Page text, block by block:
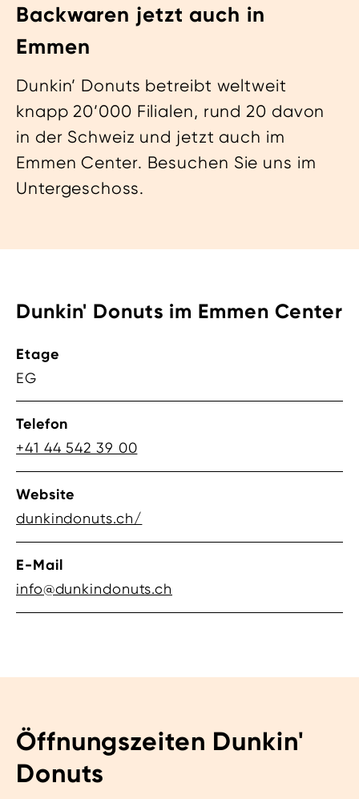
Backwaren jetzt auch in
Emmen
Dunkin’ Donuts betreibt weltweit
knapp 20’000 Filialen, rund 20 davon
in der Schweiz und jetzt auch im
Emmen Center. Besuchen Sie uns im
Untergeschoss.
Dunkin' Donuts im Emmen Center
Etage
EG
Telefon
+41 44 542 39 00
Website
dunkindonuts.ch/
E-Mail
info@dunkindonuts.ch
Öffnungszeiten Dunkin'
Donuts